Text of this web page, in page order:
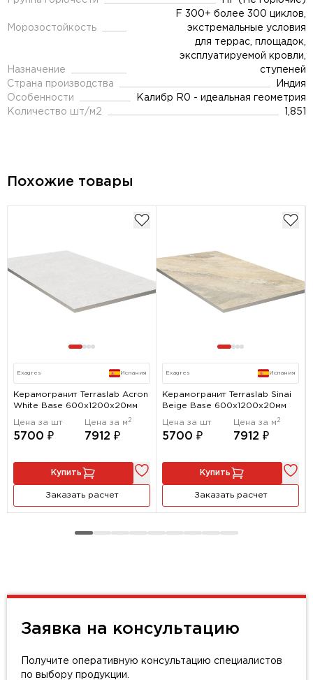
Морозостойкость
F 300+ более 300 циклов,
экстремальные условия
Назначение
для террас, площадок,
эксплуатируемой кровли,
ступеней
Страна производства
Индия
Особенности
Калибр R0 - идеальная геометрия
Количество шт/м2
1,851
Похожие товары
Exagres Испания
Керамогранит Terraslab Acron
White Base 600x1200х20мм
Цена за шт
5700 ₽
Цена за м 2
7912 ₽
Купить
Заказать расчет
Exagres Испания
Керамогранит Terraslab Sinai
Beige Base 600x1200х20мм
Цена за шт
5700 ₽
Цена за м 2
7912 ₽
Купить
Заказать расчет
Заявка на консультацию
Получите оперативную консультацию специалистов
по выбору продукции.